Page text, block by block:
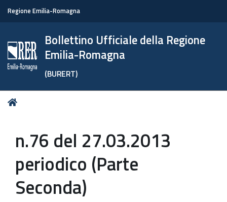
Regione Emilia-Romagna
Bollettino Ufficiale della Regione
Emilia-Romagna
(BURERT)
Tu
n.76 del 27.03.2013
periodico (Parte
Seconda)